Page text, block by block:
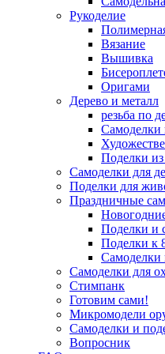
Рукоделие
Вязание
Вышивка
Оригами
Дерево и металл
резьба по
Самоделки
Поделки
Самоделки для
Поделки для
Праздничные
Поделки и
Поделки к
Самоделки
Самоделки для
Стимпанк
Готовим сами!
Микромодели
Самоделки и
Вопросник